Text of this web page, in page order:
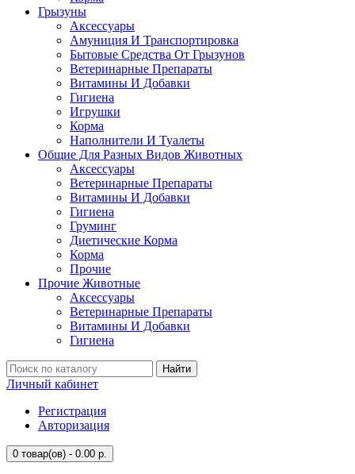
Грызуны
Аксессуары
Амуниция И Транспортировка
Бытовые Средства От Грызунов
Ветеринарные Препараты
Витамины И Добавки
Гигиена
Игрушки
Корма
Наполнители И Туалеты
Общие Для Разных Видов Животных
Аксессуары
Ветеринарные Препараты
Витамины И Добавки
Гигиена
Груминг
Диетические Корма
Корма
Прочие
Прочие Животные
Аксессуары
Ветеринарные Препараты
Витамины И Добавки
Гигиена
Найти
Личный кабинет
Регистрация
Авторизация
0 товар(ов) - 0.00 р.